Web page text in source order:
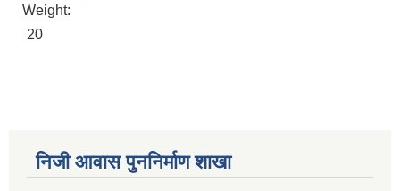
Weight:
20
निजी आवास पुननिर्माण शाखा